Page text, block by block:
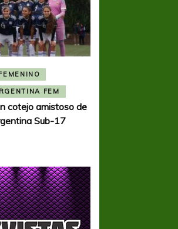
FEM
cotejo amistoso de
Sub-17